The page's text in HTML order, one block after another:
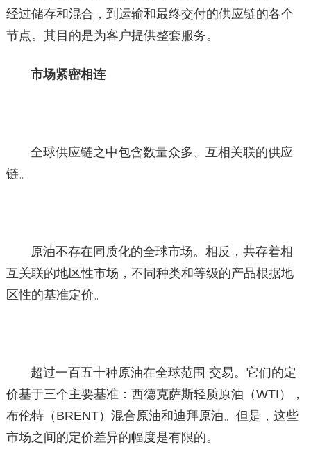
经过储存和混合，到运输和最终交付的供应链的各个
节点。其目的是为客户提供整套服务。
市场紧密相连
全球供应链之中包含数量众多、互相关联的供应
链。
原油不存在同质化的全球市场。相反，共存着相
互关联的地区性市场，不同种类和等级的产品根据地
区性的基准定价。
超过一百五十种原油在全球范围 交易。它们的定
价基于三个主要基准：西德克萨斯轻质原油（WTI），
布伦特（BRENT）混合原油和迪拜原油。但是，这些
市场之间的定价差异的幅度是有限的。